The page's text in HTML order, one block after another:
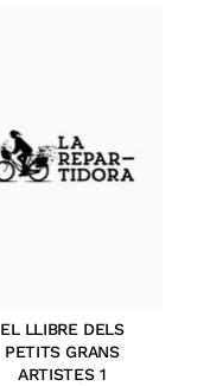
EL LLIBRE DELS
PETITS GRANS
ARTISTES 1